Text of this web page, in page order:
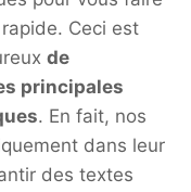
Ceci est
de
principales
. En fait, nos
dans leur
des textes